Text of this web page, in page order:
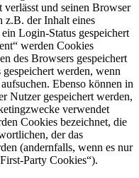
und seinen Browser
z.B. der Inhalt eines
Login-Status gespeichert
werden Cookies
des Browsers gespeichert
werden, wenn
Ebenso können in
Nutzer gespeichert werden,
verwendet
Cookies bezeichnet, die
der das
(andernfalls, wenn es nur
Party Cookies“).